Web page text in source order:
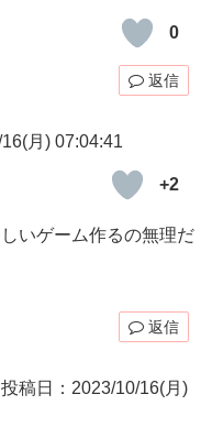
0
返信
月) 07:04:41
+2
いゲーム作るの無理だ
返信
投稿日：2023/10/16(月)